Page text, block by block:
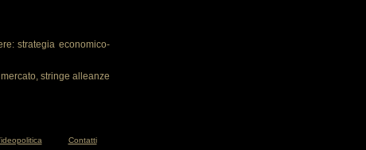
strategia economico-
stringe alleanze
Contatti